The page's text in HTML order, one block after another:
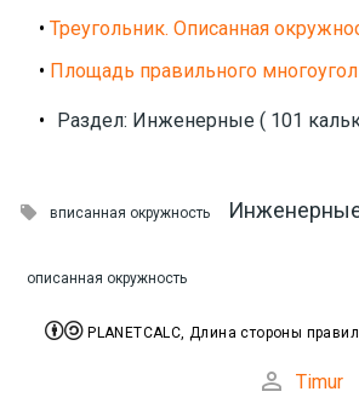
• Треугольник. Описанная
• Площадь правильного
• Раздел: Инженерные ( 101
 вписанная окружность
описанная окружность
PLANETCALC, Длина стороны
 Timur